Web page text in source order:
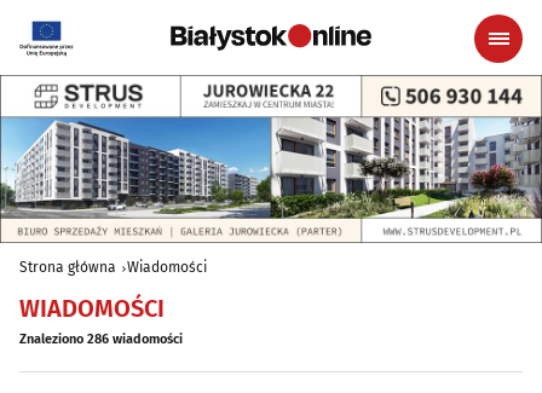
Strona główna Wiadomości
WIADOMOŚCI
Znaleziono 286 wiadomości